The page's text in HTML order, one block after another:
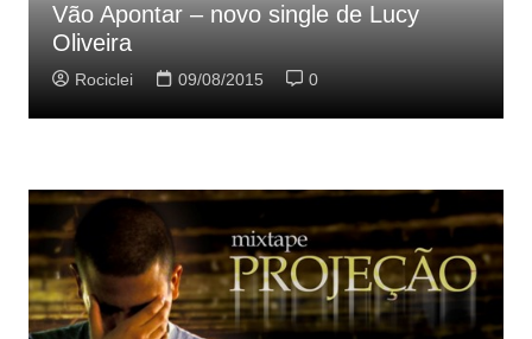
Vão Apontar – novo single de Lucy
Oliveira
Rociclei 09/08/2015 0